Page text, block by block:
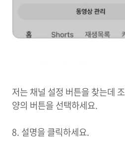
저는 채널 설정 버튼을 찾는데
양의 버튼을 선택하세요.
8. 설명을 클릭하세요.